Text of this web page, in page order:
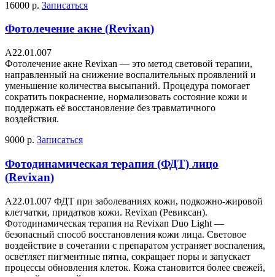
16000 р. Записаться
Фотолечение акне (Revixan)
А22.01.007
Фотолечение акне Revixan — это метод световой терапии,
направленный на снижение воспалительных проявлений и
уменьшение количества высыпаний. Процедура помогает
сократить покраснение, нормализовать состояние кожи и
поддержать её восстановление без травматичного
воздействия.
9000 р. Записаться
Фотодинамическая терапия (ФДТ) лицо
(Revixan)
А22.01.007 ФДТ при заболеваниях кожи, подкожно-жировой
клетчатки, придатков кожи. Revixan (Ревиксан).
Фотодинамическая терапия на Revixan Duo Light —
безопасный способ восстановления кожи лица. Световое
воздействие в сочетании с препаратом устраняет воспаления,
осветляет пигментные пятна, сокращает поры и запускает
процессы обновления клеток. Кожа становится более свежей,